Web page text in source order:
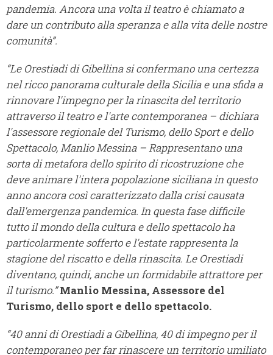
pandemia. Ancora una volta il teatro è chiamato a
dare un contributo alla speranza e alla vita delle nostre
comunità”.
“Le Orestiadi di Gibellina si confermano una certezza
nel ricco panorama culturale della Sicilia e una sfida a
rinnovare l'impegno per la rinascita del territorio
attraverso il teatro e l'arte contemporanea – dichiara
l'assessore regionale del Turismo, dello Sport e dello
Spettacolo, Manlio Messina – Rappresentano una
sorta di metafora dello spirito di ricostruzione che
deve animare l'intera popolazione siciliana in questo
anno ancora così caratterizzato dalla crisi causata
dall'emergenza pandemica. In questa fase difficile
tutto il mondo della cultura e dello spettacolo ha
particolarmente sofferto e l'estate rappresenta la
stagione del riscatto e della rinascita. Le Orestiadi
diventano, quindi, anche un formidabile attrattore per
il turismo.”Manlio Messina, Assessore del
Turismo, dello sport e dello spettacolo.
“40 anni di Orestiadi a Gibellina, 40 di impegno per il
contemporaneo per far rinascere un territorio umiliato